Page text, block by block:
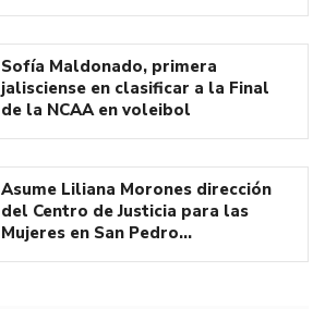
Sofía Maldonado, primera
jalisciense en clasificar a la Final
de la NCAA en voleibol
Asume Liliana Morones dirección
del Centro de Justicia para las
Mujeres en San Pedro…